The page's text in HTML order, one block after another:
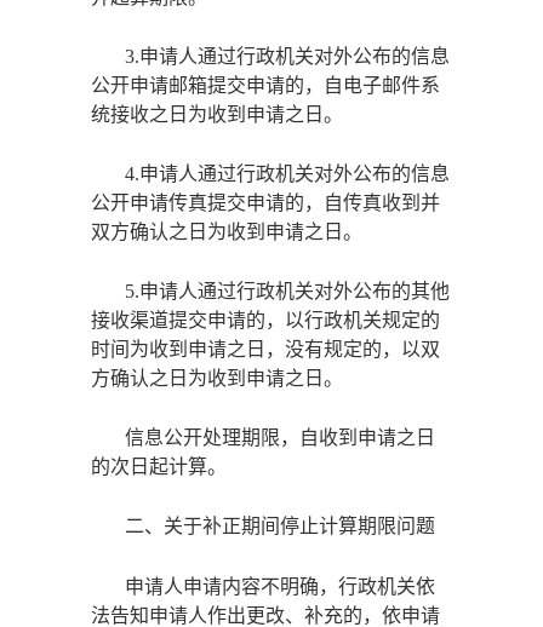
3.申请人通过行政机关对外公布的信息
公开申请邮箱提交申请的，自电子邮件系
统接收之日为收到申请之日。
4.申请人通过行政机关对外公布的信息
公开申请传真提交申请的，自传真收到并
双方确认之日为收到申请之日。
5.申请人通过行政机关对外公布的其他
接收渠道提交申请的，以行政机关规定的
时间为收到申请之日，没有规定的，以双
方确认之日为收到申请之日。
信息公开处理期限，自收到申请之日
的次日起计算。
二、关于补正期间停止计算期限问题
申请人申请内容不明确，行政机关依
法告知申请人作出更改、补充的，依申请